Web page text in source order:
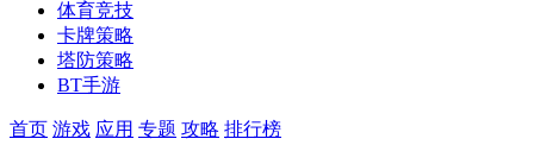
体育竞技
卡牌策略
塔防策略
BT手游
首页 游戏 应用 专题 攻略 排行榜